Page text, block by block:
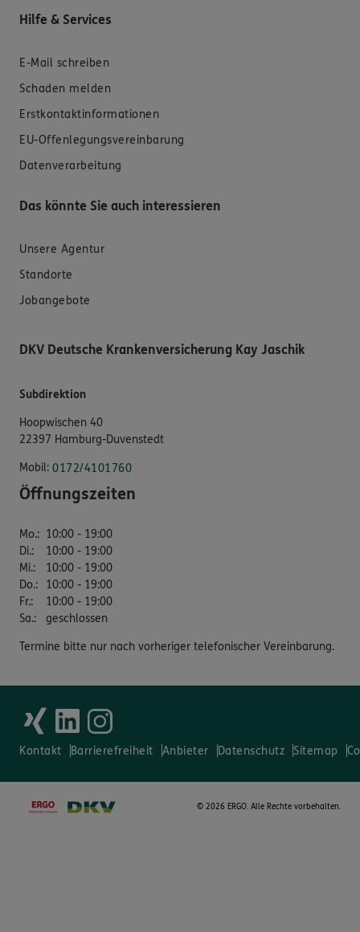
Hilfe & Services
E-Mail schreiben
Schaden melden
Erstkontaktinformationen
EU-Offenlegungsvereinbarung
Datenverarbeitung
Das könnte Sie auch interessieren
Unsere Agentur
Standorte
Jobangebote
DKV Deutsche Krankenversicherung Kay Jaschik
Subdirektion
Hoopwischen 40
22397 Hamburg-Duvenstedt
Mobil: 0172/4101760
Öffnungszeiten
Mo.: 10:00 - 19:00
Di.:
10:00 - 19:00
Mi.:
10:00 - 19:00
Do.:
10:00 - 19:00
Fr.:
10:00 - 19:00
Sa.: geschlossen
Termine bitte nur nach vorheriger telefonischer Vereinbarung.
Kontakt Barrierefreiheit Anbieter Datenschutz Sitemap
© 2026 ERGO. Alle Rechte vorbehalten.